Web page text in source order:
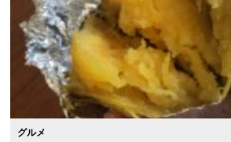
グルメ